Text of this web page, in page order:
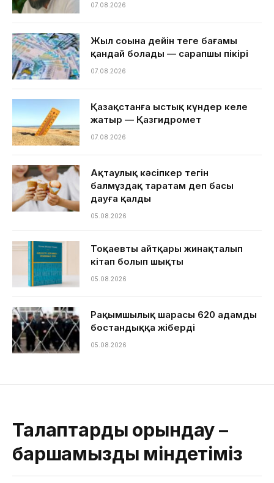
07.08.2026
Жыл соңына дейін теңге бағамы
қандай болады — сарапшы пікірі
07.08.2026
Қазақстанға ыстық күндер келе
жатыр — Қазгидромет
07.08.2026
Ақтаулық кәсіпкер тегін
балмұздақ таратам деп басы
дауға қалды
05.08.2026
Тоқаевтың айтқары жинақталып
кітап болып шықты
05.08.2026
Рақымшылық шарасы 620 адамды
бостандыққа жіберді
05.08.2026
Талаптарды орындау –
баршамыздың міндетіміз